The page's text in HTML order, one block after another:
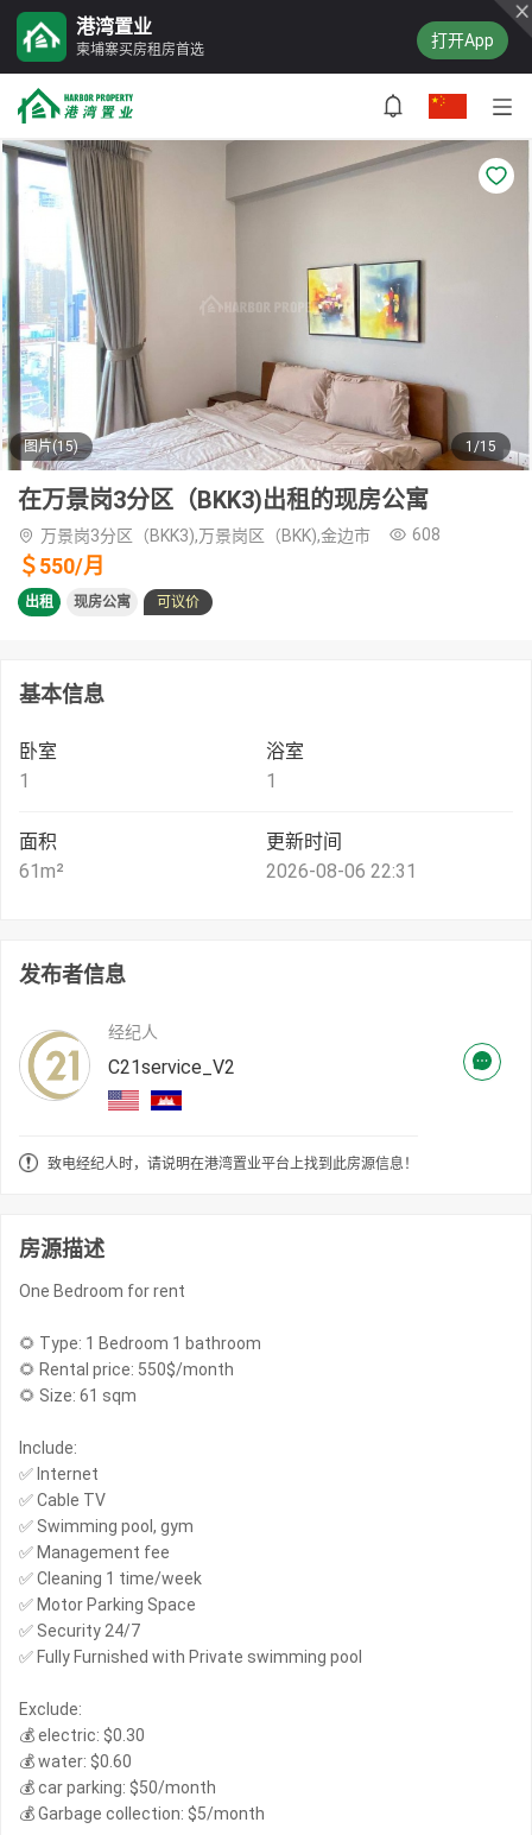
港湾置业
柬埔寨买房租房首选 打开App
图片(15) 1/15
在万景岗3分区（BKK3)出租的现房公寓
万景岗3分区（BKK3),万景岗区（BKK),金边市 608
＄550/月
出租 现房公寓 可议价
基本信息
卧室
1
浴室
1
面积
61m²
更新时间
2026-08-06 22:31
发布者信息
经纪人
C21service_V2
致电经纪人时，请说明在港湾置业平台上找到此房源信息！
房源描述
One Bedroom for rent
🌻 Type: 1 Bedroom 1 bathroom
🌻 Rental price: 550$/month
🌻 Size: 61 sqm
Include:
✅ Internet
✅ Cable TV
✅ Swimming pool, gym
✅ Management fee
✅ Cleaning 1 time/week
✅ Motor Parking Space
✅ Security 24/7
✅ Fully Furnished with Private swimming pool
Exclude:
💰 electric: $0.30
💰 water: $0.60
💰 car parking: $50/month
💰 Garbage collection: $5/month